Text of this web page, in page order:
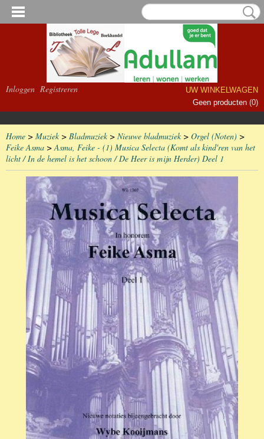
Inloggen Registreren
UW WINKELWAGEN
Geen producten (0)
Home > Muziek> Bladmuziek> Nieuwe bladmuziek> Orgel (Noten) >
Feike Asma >Asma, Feike - (1) Musica Selecta (Komt als kind'ren van het
licht / In de hemel is het schoon / De Heer is mijn Herder) Deel 1